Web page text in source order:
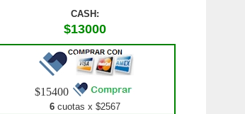
CASH:
$13000
$15400
6cuotas x $2567